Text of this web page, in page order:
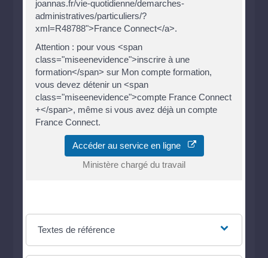
joannas.fr/vie-quotidienne/demarches-
administratives/particuliers/?
xml=R48788">France Connect</a>.
Attention : pour vous <span
class="miseenevidence">inscrire à une
formation</span> sur Mon compte formation,
vous devez détenir un <span
class="miseenevidence">compte France Connect
+</span>, même si vous avez déjà un compte
France Connect.
Accéder au service en ligne
Ministère chargé du travail
Textes de référence